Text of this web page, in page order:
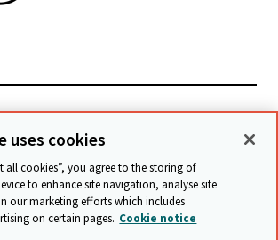
Powiązane witryny
University Press & Assessment
uses cookies
all cookies”, you agree to the storing of
to enhance site navigation, analyse site
our marketing efforts which includes
on certain pages. Cookie notice